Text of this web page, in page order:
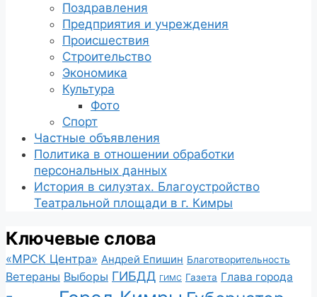
Поздравления
Предприятия и учреждения
Происшествия
Строительство
Экономика
Культура
Фото
Спорт
Частные объявления
Политика в отношении обработки
персональных данных
История в силуэтах. Благоустройство
Театральной площади в г. Кимры
Ключевые слова
«МРСК Центра» Андрей Епишин Благотворительность
Ветераны Выборы ГИБДД ГИМС Газета Глава города